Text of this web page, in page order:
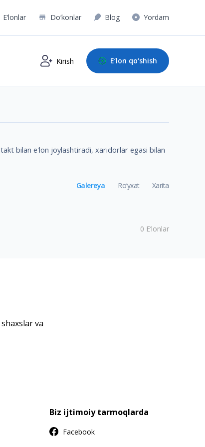
E‘lonlar Do‘konlar Blog Yordam
Kirish E‘lon qo‘shish
bilan e'lon joylashtiradi, xaridorlar egasi bilan
Galereya Ro‘yxat Xarita
0 E‘lonlar
va
Biz ijtimoiy tarmoqlarda
Facebook